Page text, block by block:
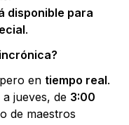
disponible para
.
en tiempo real.
jueves, de 3:00
de maestros